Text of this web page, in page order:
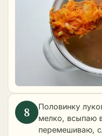
Половинку
мелко, всыпаю
перемешиваю,